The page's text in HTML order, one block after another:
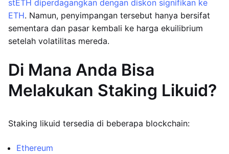
stETH diperdagangkan dengan diskon signifikan ke
ETH. Namun, penyimpangan tersebut hanya bersifat
sementara dan pasar kembali ke harga ekuilibrium
setelah volatilitas mereda.
Di Mana Anda Bisa
Melakukan Staking Likuid?
Staking likuid tersedia di beberapa blockchain:
Ethereum